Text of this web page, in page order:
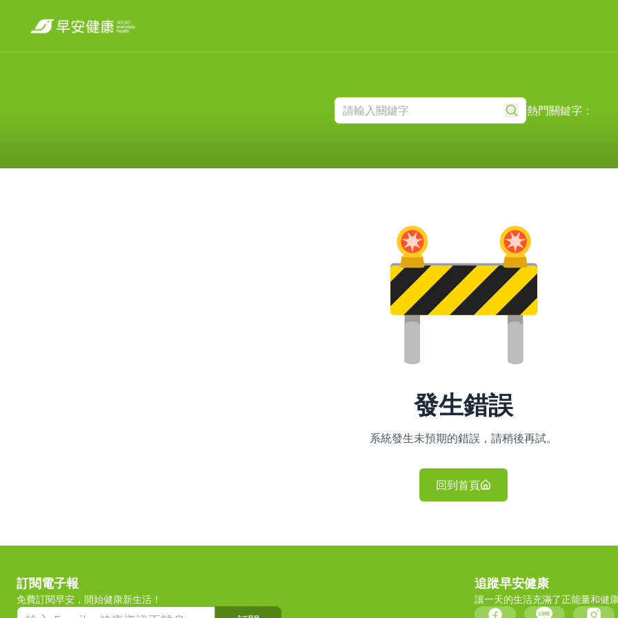
熱門關鍵字：
發生錯誤
系統發生未預期的錯誤，請稍後再試。
回到首頁
訂閱電子報
免費訂閱早安，開始健康新生活！
追蹤早安健康
讓一天的生活充滿了正能量和健